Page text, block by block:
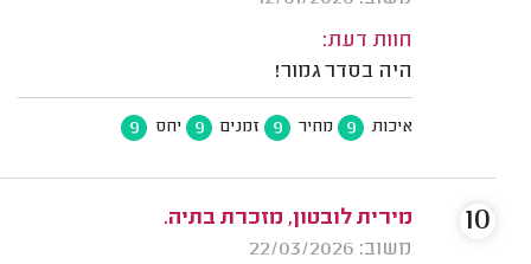
חוות דעת:
היה בסדר גמור!
איכות 9 מחיר 9 זמנים 9 יחס 9
מירית לובטון, מזכרת בתיה.
משוב: 22/03/2026
10